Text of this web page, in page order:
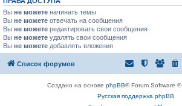
Вы не можете начинать темы
Вы не можете отвечать на сообщения
Вы не можете редактировать свои сообщения
Вы не можете удалять свои сообщения
Вы не можете добавлять вложения
Список форумов
Создано на основе phpBB® Forum Software
Русская поддержка phpBB